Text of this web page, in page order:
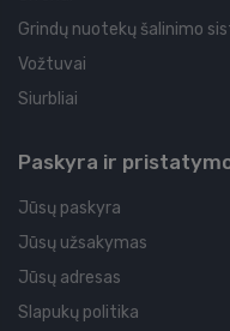
Grindų nuotekų šalinimo
Vožtuvai
Siurbliai
Paskyra ir
Jūsų paskyra
Jūsų užsakymas
Jūsų adresas
Slapukų politika